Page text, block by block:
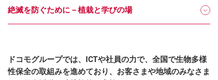
絶滅を防ぐために－植栽と学びの場
ドコモグループでは、ICTや社員の力で、全国で生物多様
性保全の取組みを進めており、お客さまや地域のみなさま